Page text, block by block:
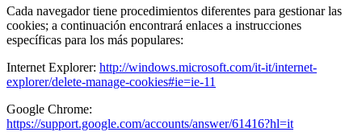
Cada navegador tiene procedimientos diferentes para gestionar las
cookies; a continuación encontrará enlaces a instrucciones
específicas para los más populares:
Internet Explorer: http://windows.microsoft.com/it-it/internet-
explorer/delete-manage-cookies#ie=ie-11
Google Chrome:
https://support.google.com/accounts/answer/61416?hl=it